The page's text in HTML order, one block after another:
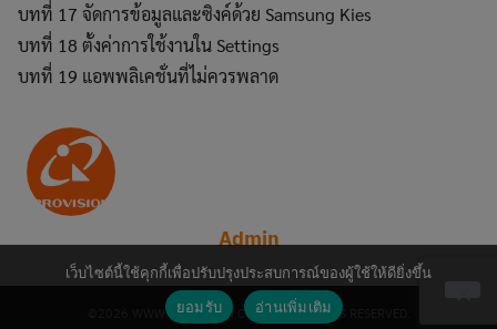
บทที่ 17 จัดการข้อมูลและซิงค์ด้วย Samsung Kies
บทที่ 18 ตั้งค่าการใช้งานใน Settings
บทที่ 19 แอพพลิเคชั่นที่ไม่ควรพลาด
Admin
©2026 WWW.PROVISION.CO.TH. ALL RIGHTS RESERVED.
เว็บไซต์นี้ใช้คุกกี้เพื่อปรับปรุงประสบการณ์ของผู้ใช้ให้ดียิ่งขึ้น
ยอมรับ
อ่านเพิ่มเติม